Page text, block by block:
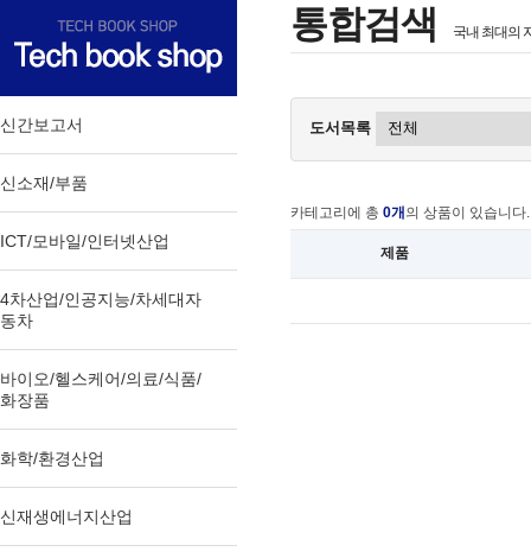
신간보고서
신소재/부품
ICT/모바일/인터넷산업
4차산업/인공지능/차세대자
동차
바이오/헬스케어/의료/식품/
화장품
화학/환경산업
신재생에너지산업
통합검색 국내 최대의
도서목록
카테고리에 총 0개 의 상품이 있습니다.
제품